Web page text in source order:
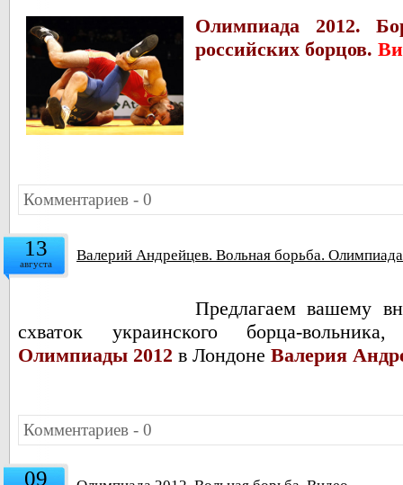
Олимпиада 2012.
российских борцов.
Комментариев - 0
13
августа Валерий Андрейцев. Вольная борьба.
Предлагаем вашему
схваток украинского борца-
Олимпиады 2012 в Лондоне Валерия
Комментариев - 0
09